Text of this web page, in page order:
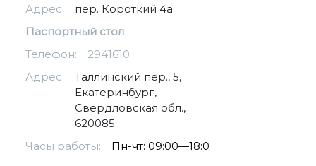
Адрес:
пер. Короткий 4а
Паспортный стол
Телефон:
2941610
Адрес:
Таллинский пер., 5,
Екатеринбург,
Свердловская обл.,
620085
Часы работы:
Пн-чт: 09:00—18:0